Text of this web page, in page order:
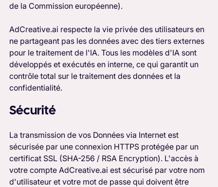
de la Commission européenne).
AdCreative.ai respecte la vie privée des utilisateurs en
ne partageant pas les données avec des tiers externes
pour le traitement de l'IA. Tous les modèles d'IA sont
développés et exécutés en interne, ce qui garantit un
contrôle total sur le traitement des données et la
confidentialité.
Sécurité
La transmission de vos Données via Internet est
sécurisée par une connexion HTTPS protégée par un
certificat SSL (SHA-256 / RSA Encryption). L'accès à
votre compte AdCreative.ai est sécurisé par votre nom
d'utilisateur et votre mot de passe qui doivent être